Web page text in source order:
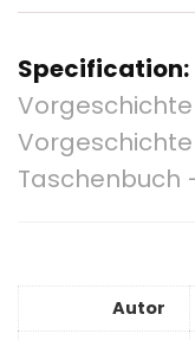
Specification:
Vorgeschichte
Vorgeschichte
Taschenbuch
Autor